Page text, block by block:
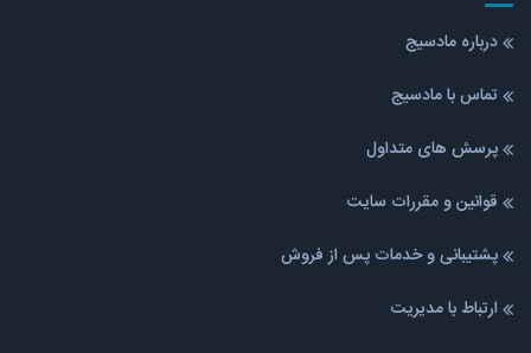
درباره مادسیج
تماس با مادسیج
پرسش های متداول
قوانین و مقررات سایت
پشتیبانی و خدمات پس از فروش
ارتباط با مدیریت